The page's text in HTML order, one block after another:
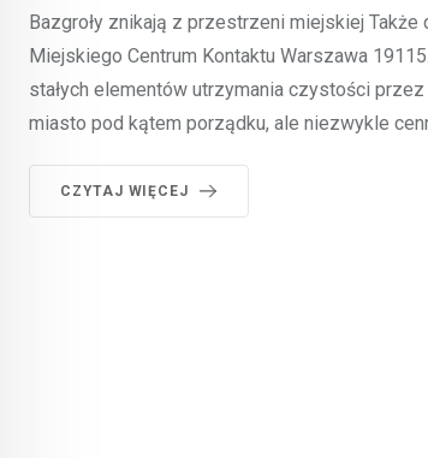
Bazgroły znikają z przestrzeni miejskiej
Miejskiego Centrum Kontaktu Warszawa
stałych elementów utrzymania czystości
miasto pod kątem porządku, ale niezwykle
CZYTAJ WIĘCEJ